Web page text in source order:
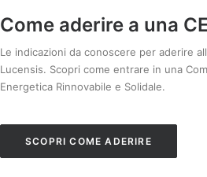
Come aderire a una
Le indicazioni da conoscere per aderire
Lucensis. Scopri come entrare in una
Energetica Rinnovabile e Solidale.
SCOPRI COME ADERIRE